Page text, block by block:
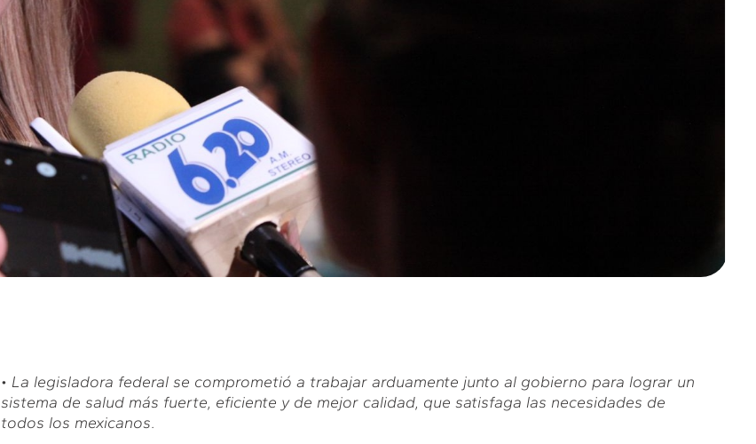
• La legisladora federal se comprometió a trabajar arduamente junto al gobierno para lograr un
sistema de salud más fuerte, eficiente y de mejor calidad, que satisfaga las necesidades de
todos los mexicanos.